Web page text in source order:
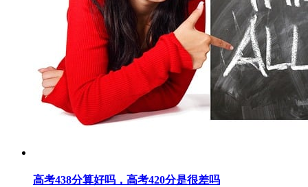
高考438分算好吗，高考420分是很差吗